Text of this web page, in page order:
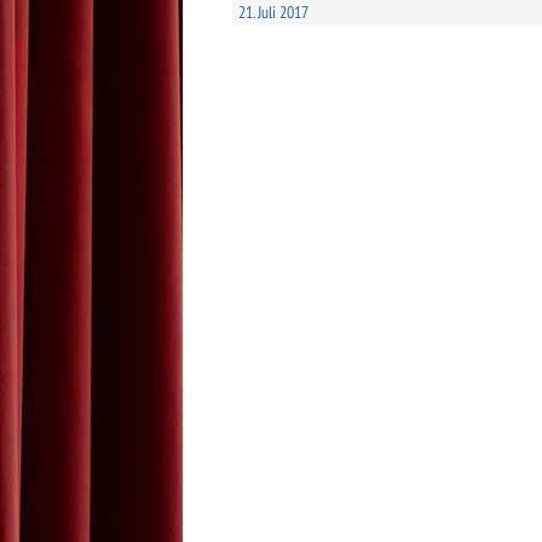
21. Juli 2017